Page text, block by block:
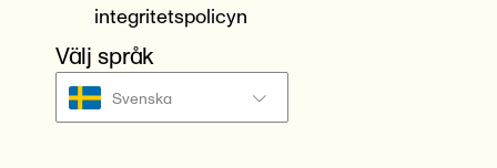
integritetspolicyn
Välj språk
Svenska